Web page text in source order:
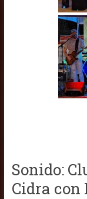
Sonido:
Cidra con